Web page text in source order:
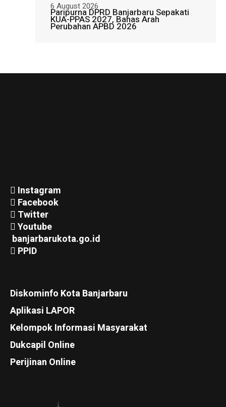
Paripurna DPRD Banjarbaru Sepakati
KUA-PPAS 2027, Bahas Arah
Perubahan APBD 2026
6 August 2026
Instagram
Facebook
Twitter
Youtube
banjarbarukota.go.id
PPID
Diskominfo Kota Banjarbaru
Aplikasi LAPOR
Kelompok Informasi Masyarakat
Dukcapil Online
Perijinan Online